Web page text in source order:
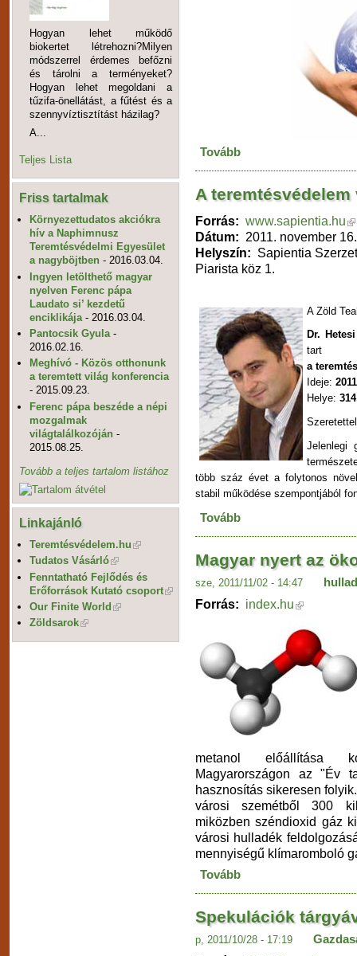
Hogyan lehet működő
biokertet létrehozni?Milyen
módszerrel érdemes befőzni
és tárolni a terményeket?
Hogyan lehet megoldani a
tűzifa-önellátást, a fűtést és a
szennyvíztisztítást házilag?
A...
Teljes Lista
Friss tartalmak
Környezettudatos akciókra
hív a Naphimnusz
Teremtésvédelmi Egyesület
a nagyböjtben - 2016.03.04.
Ingyen letölthető magyar
nyelven Ferenc pápa
Laudato si’ kezdetű
enciklikája - 2016.03.04.
Pantocsik Gyula -
2016.02.16.
Meghívó - Közös otthonunk
a teremtett világ konferencia
- 2015.09.23.
Ferenc pápa beszéde a népi
mozgalmak
világtalálkozóján -
2015.08.25.
Tovább a teljes tartalom listához
Linkajánló
Teremtésvédelem.hu
Tudatos Vásárló
Fenntatható Fejlődés és
Erőforrások Kutató csoport
Our Finite World
Zöldsarok
Tovább
A
Forrás: www.sapientia.hu
Dátum: 2011. november
Helyszín: Sapientia
Piarista köz 1.
A Zöld
Dr.
tart
a
Ideje:
Helye:
Jelenlegi
több száz évet a folytonos
stabil működése szempontjából
Tovább
Magyar nyert az
sze, 2011/11/02 - 14:47
Forrás: index.hu
metanol előállítása
Magyarországon az "Év
hasznosítás sikeresen
városi szemétből 300
miközben széndioxid gáz
városi hulladék
mennyiségű klímaromboló
Tovább
Spekulációk
p, 2011/10/28 - 17:19